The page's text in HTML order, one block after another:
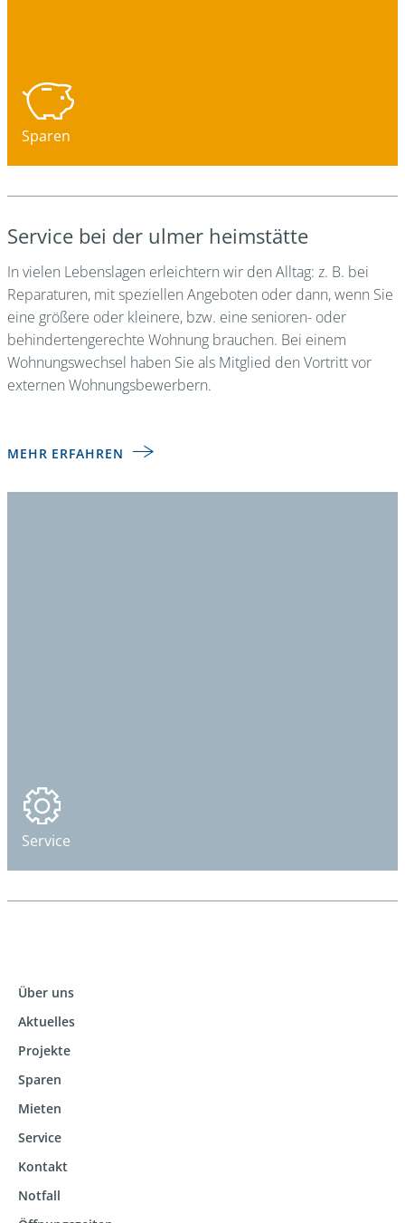
Sparen
Service bei der ulmer heimstätte
In vielen Lebenslagen erleichtern wir den Alltag: z. B. bei
Reparaturen, mit speziellen Angeboten oder dann, wenn Sie
eine größere oder kleinere, bzw. eine senioren- oder
behindertengerechte Wohnung brauchen. Bei einem
Wohnungswechsel haben Sie als Mitglied den Vortritt vor
externen Wohnungsbewerbern.
MEHR ERFAHREN
Service
Über uns
Aktuelles
Projekte
Sparen
Mieten
Service
Kontakt
Notfall